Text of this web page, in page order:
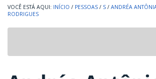
INÍCIO / PESSOAS / S / ANDRÉA
RODRIGUES